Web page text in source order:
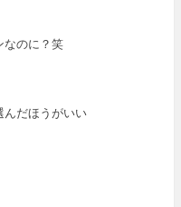
なのに？笑
んだほうがいい